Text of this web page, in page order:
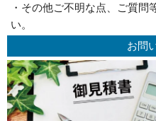
・その他ご不明な点、ご質問
い。
お問